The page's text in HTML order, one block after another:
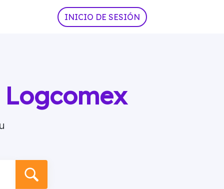
INICIO DE SESIÓN